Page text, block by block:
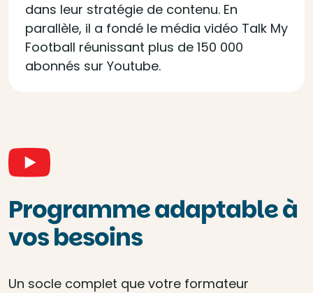
dans leur stratégie de contenu. En
parallèle, il a fondé le média vidéo Talk My
Football réunissant plus de 150 000
abonnés sur Youtube.
Programme adaptable à
vos besoins
Un socle complet que votre formateur